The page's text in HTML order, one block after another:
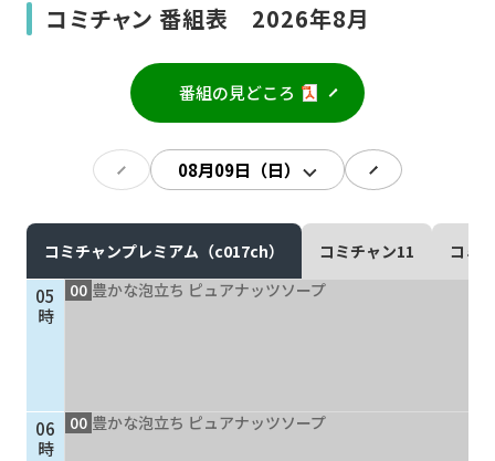
ご加入を検討中の方
現在ご利用中の方
ご加入お申し込み・資
コミチャン 番組表 2026年8月
番組の見どころ
コミチャンプレミアム（c017ch） コミチャン11 コミ
05
時
06
時
00 豊かな泡立ち ピュアナッツソープ
00 豊かな泡立ち ピュアナッツソープ